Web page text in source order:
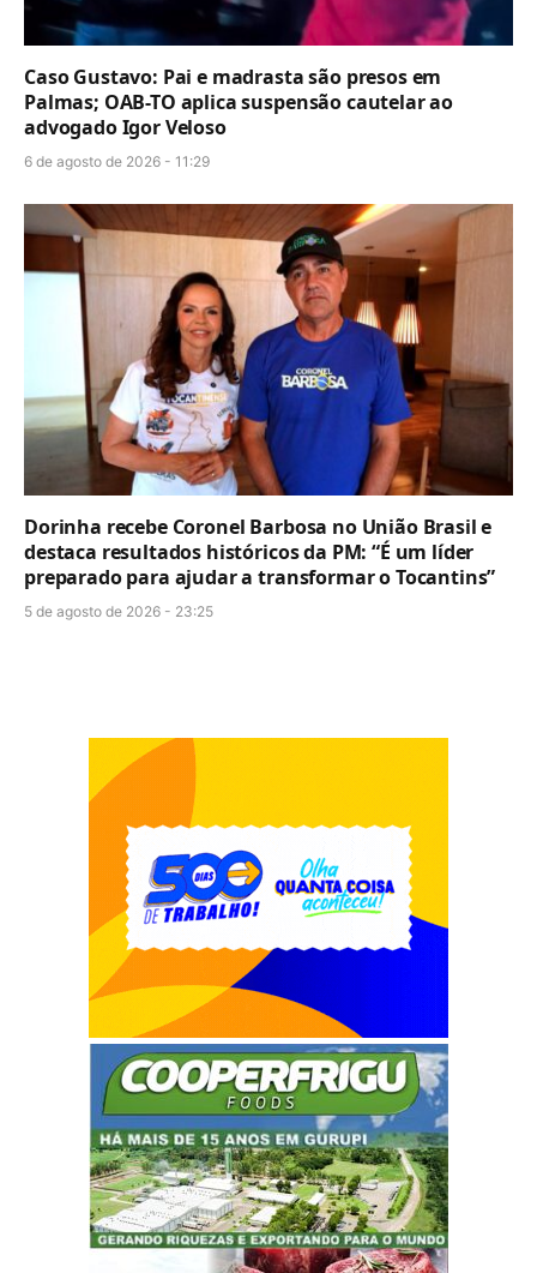
Caso Gustavo: Pai e madrasta são presos em
Palmas; OAB-TO aplica suspensão cautelar ao
advogado Igor Veloso
6 de agosto de 2026 - 11:29
Dorinha recebe Coronel Barbosa no União Brasil e
destaca resultados históricos da PM: “É um líder
preparado para ajudar a transformar o Tocantins”
5 de agosto de 2026 - 23:25